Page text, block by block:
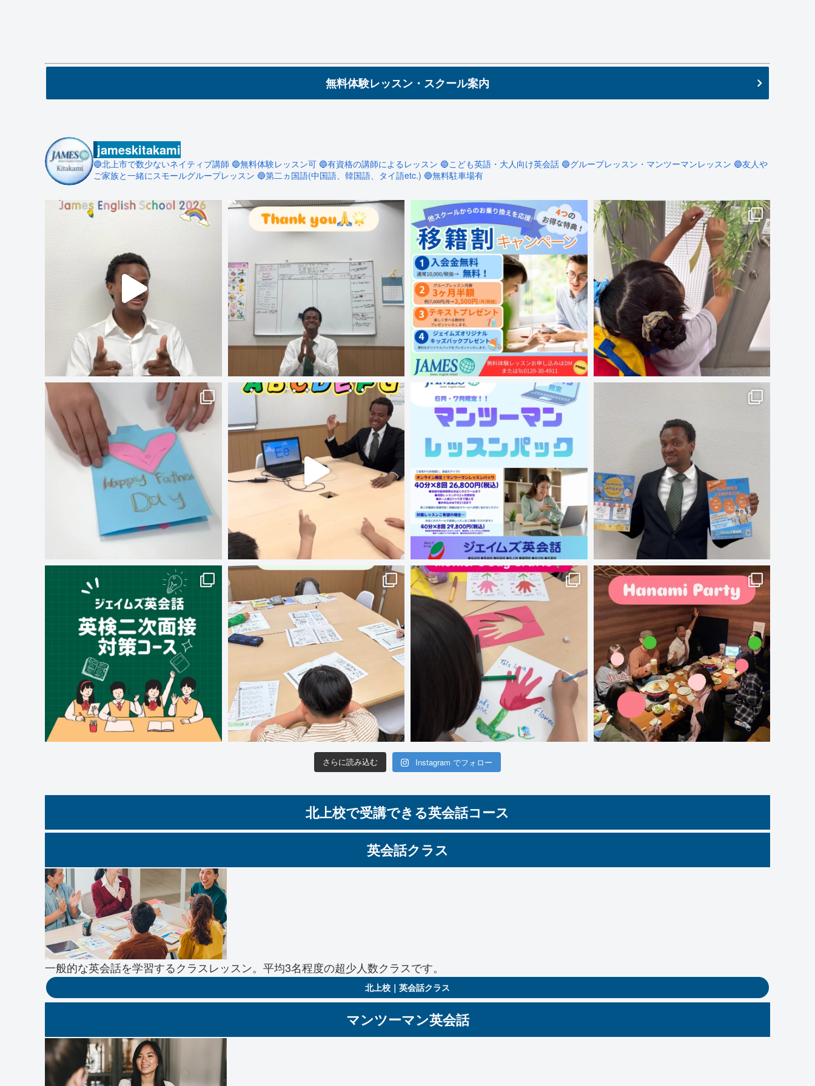
無料体験レッスン・スクール案内
jameskitakami
🔵北上市で数少ないネイティブ講師 🔵無料体験レッスン可 🔵有資格の講師によるレッスン 🔵こども英語・大人向け英会話 🔵グループレッスン・マンツーマンレッスン 🔵友人や
ご家族と一緒にスモールグループレッスン 🔵第二ヵ国語(中国語、韓国語、タイ語etc.) 🔵無料駐車場有
さらに読み込む Instagram でフォロー
北上校で受講できる英会話コース
英会話クラス
一般的な英会話を学習するクラスレッスン。平均3名程度の超少人数クラスです。
北上校｜英会話クラス
マンツーマン英会話